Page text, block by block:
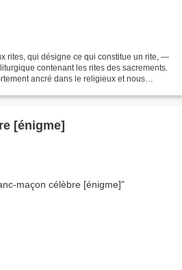
rites, qui désigne ce qui constitue un rite, —
contenant les rites des sacrements.
ancré dans le religieux et nous
[énigme]